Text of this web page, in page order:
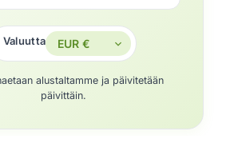
Valuutta
alustaltamme ja päivitetään
päivittäin.